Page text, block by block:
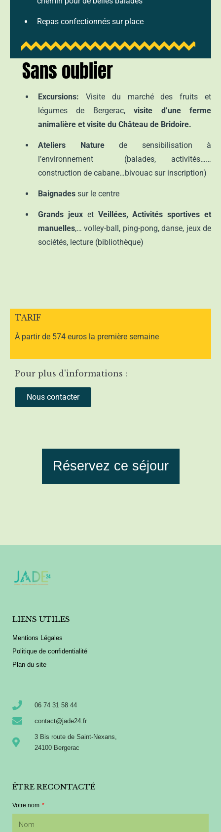
Repas confectionnés sur place
Sans oublier
Excursions: Visite du marché des fruits et
légumes de Bergerac,visite d’une ferme
animalière et visite du Château de Bridoire.
Ateliers Nature de sensibilisation à
l’environnement (balades, activités……
construction de cabane…bivouac sur inscription)
Baignades sur le centre
Grands jeux et Veillées, Activités sportives et
manuelles,… volley-ball, ping-pong,danse, jeux de
sociétés, lecture (bibliothèque)
TARIF
À partir de 574 euros la première semaine
Pour plus d'informations :
Nous contacter
Réservez ce séjour
LIENS UTILES
Mentions Légales
Politique de confidentialité
Plan du site
06 74 31 58 44
contact@jade24.fr
3 Bis route de Saint-Nexans,
24100 Bergerac
ÊTRE RECONTACTÉ
Votre nom